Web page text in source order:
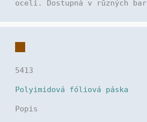
oceli. Dostupná v různých
5413
Polyimidová fóliová páska
Popis